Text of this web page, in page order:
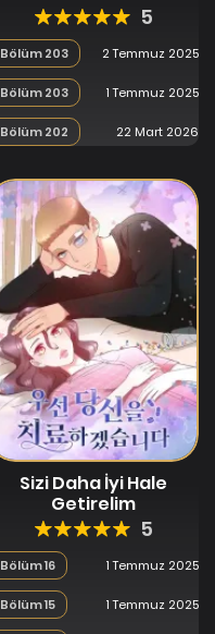
5
Bölüm 203 2 Temmuz 2025
Bölüm 203 1 Temmuz 2025
Bölüm 202 22 Mart 2026
Sizi Daha İyi Hale
Getirelim
5
Bölüm 16 1 Temmuz 2025
Bölüm 15 1 Temmuz 2025